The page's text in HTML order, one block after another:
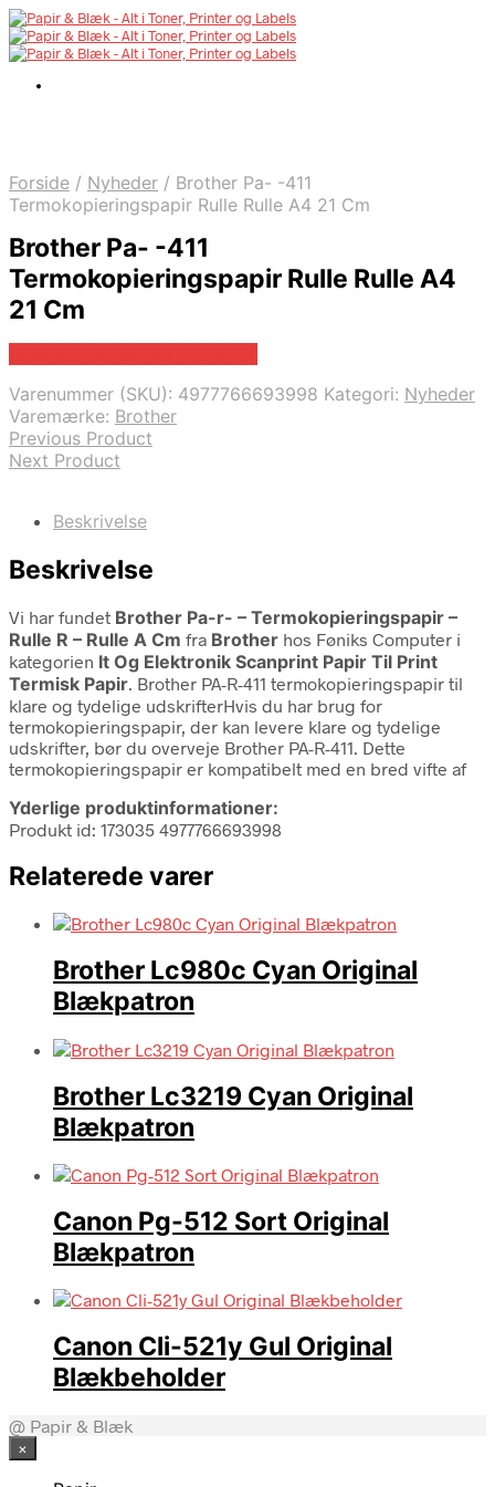
Forside / Nyheder / Brother Pa- -411
Termokopieringspapir Rulle Rulle A4 21 Cm
Brother Pa- -411
Termokopieringspapir Rulle Rulle A4
21 Cm
Varenummer (SKU): 4977766693998 Kategori: Nyheder
Varemærke: Brother
Previous Product
Next Product
Beskrivelse
Beskrivelse
Vi har fundet Brother Pa-r- – Termokopieringspapir –
Rulle R – Rulle A Cm fra Brother hos Føniks Computer i
kategorien It Og Elektronik Scanprint Papir Til Print
Termisk Papir. Brother PA-R-411 termokopieringspapir til
klare og tydelige udskrifterHvis du har brug for
termokopieringspapir, der kan levere klare og tydelige
udskrifter, bør du overveje Brother PA-R-411. Dette
termokopieringspapir er kompatibelt med en bred vifte af
Yderlige produktinformationer:
Produkt id: 173035 4977766693998
Relaterede varer
Brother Lc980c Cyan Original
Blækpatron
Brother Lc3219 Cyan Original
Blækpatron
Canon Pg-512 Sort Original
Blækpatron
Canon Cli-521y Gul Original
Blækbeholder
@ Papir & Blæk
×